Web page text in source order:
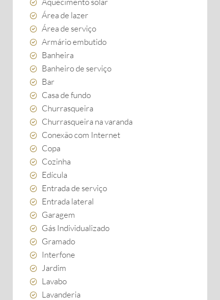
Área de lazer
Área de serviço
Armário embutido
Banheira
Banheiro de serviço
Bar
Casa de fundo
Churrasqueira
Churrasqueira na varanda
Conexão com Internet
Copa
Cozinha
Edícula
Entrada de serviço
Entrada lateral
Garagem
Gás Individualizado
Gramado
Interfone
Jardim
Lavabo
Lavanderia